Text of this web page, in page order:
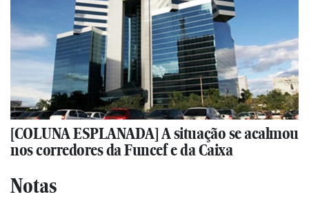
[COLUNA ESPLANADA] A situação se acalmou
nos corredores da Funcef e da Caixa
Notas